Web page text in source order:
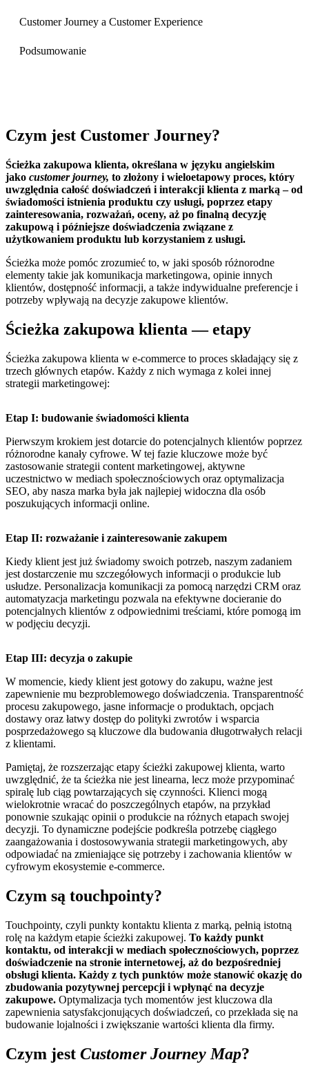
Customer Journey a Customer Experience
Podsumowanie
Czym jest Customer Journey?
Ścieżka zakupowa klienta, określana w języku angielskim
jako customer journey, to złożony i wieloetapowy proces, który
uwzględnia całość doświadczeń i interakcji klienta z marką – od
świadomości istnienia produktu czy usługi, poprzez etapy
zainteresowania, rozważań, oceny, aż po finalną decyzję
zakupową i późniejsze doświadczenia związane z
użytkowaniem produktu lub korzystaniem z usługi.
Ścieżka może pomóc zrozumieć to, w jaki sposób różnorodne
elementy takie jak komunikacja marketingowa, opinie innych
klientów, dostępność informacji, a także indywidualne preferencje i
potrzeby wpływają na decyzje zakupowe klientów.
Ścieżka zakupowa klienta — etapy
Ścieżka zakupowa klienta w e-commerce to proces składający się z
trzech głównych etapów. Każdy z nich wymaga z kolei innej
strategii marketingowej:
Etap I: budowanie świadomości klienta
Pierwszym krokiem jest dotarcie do potencjalnych klientów poprzez
różnorodne kanały cyfrowe. W tej fazie kluczowe może być
zastosowanie strategii content marketingowej, aktywne
uczestnictwo w mediach społecznościowych oraz optymalizacja
SEO, aby nasza marka była jak najlepiej widoczna dla osób
poszukujących informacji online.
Etap II: rozważanie i zainteresowanie zakupem
Kiedy klient jest już świadomy swoich potrzeb, naszym zadaniem
jest dostarczenie mu szczegółowych informacji o produkcie lub
usłudze. Personalizacja komunikacji za pomocą narzędzi CRM oraz
automatyzacja marketingu pozwala na efektywne docieranie do
potencjalnych klientów z odpowiednimi treściami, które pomogą im
w podjęciu decyzji.
Etap III: decyzja o zakupie
W momencie, kiedy klient jest gotowy do zakupu, ważne jest
zapewnienie mu bezproblemowego doświadczenia. Transparentność
procesu zakupowego, jasne informacje o produktach, opcjach
dostawy oraz łatwy dostęp do polityki zwrotów i wsparcia
posprzedażowego są kluczowe dla budowania długotrwałych relacji
z klientami.
Pamiętaj, że rozszerzając etapy ścieżki zakupowej klienta, warto
uwzględnić, że ta ścieżka nie jest linearna, lecz może przypominać
spiralę lub ciąg powtarzających się czynności. Klienci mogą
wielokrotnie wracać do poszczególnych etapów, na przykład
ponownie szukając opinii o produkcie na różnych etapach swojej
decyzji. To dynamiczne podejście podkreśla potrzebę ciągłego
zaangażowania i dostosowywania strategii marketingowych, aby
odpowiadać na zmieniające się potrzeby i zachowania klientów w
cyfrowym ekosystemie e-commerce.
Czym są touchpointy?
Touchpointy, czyli punkty kontaktu klienta z marką, pełnią istotną
rolę na każdym etapie ścieżki zakupowej. To każdy punkt
kontaktu, od interakcji w mediach społecznościowych, poprzez
doświadczenie na stronie internetowej, aż do bezpośredniej
obsługi klienta. Każdy z tych punktów może stanowić okazję do
zbudowania pozytywnej percepcji i wpłynąć na decyzje
zakupowe. Optymalizacja tych momentów jest kluczowa dla
zapewnienia satysfakcjonujących doświadczeń, co przekłada się na
budowanie lojalności i zwiększanie wartości klienta dla firmy.
Czym jest Customer Journey Map?